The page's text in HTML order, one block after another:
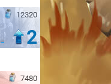
12320
2
7480